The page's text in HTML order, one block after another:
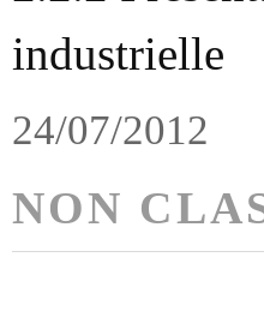
industrielle
24/07/2012
NON